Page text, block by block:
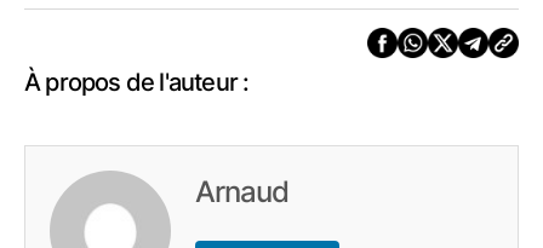
À propos de l'auteur :
Arnaud